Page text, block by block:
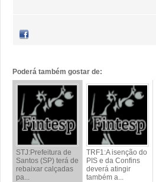
Poderá também gostar de:
STJ:Prefeitura de
Santos (SP) terá de
rebaixar calçadas
pa...
TRF1:A isenção do
PIS e da Confins
deverá atingir
também a...